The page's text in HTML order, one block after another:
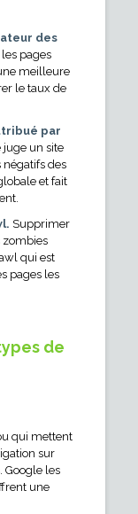
des
pages
meilleure
le taux de
par
juge un site
négatifs des
et fait
Supprimer
zombies
qui est
pages les
de
qui mettent
sur
Google les
une